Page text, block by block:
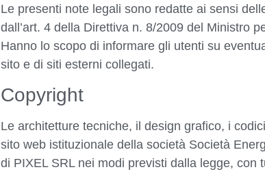
Le presenti note legali sono redatte ai sensi
dall’art. 4 della Direttiva n. 8/2009 del Ministro
Hanno lo scopo di informare gli utenti su
sito e di siti esterni collegati.
Copyright
Le architetture tecniche, il design grafico, i
sito web istituzionale della società Società
di PIXEL SRL nei modi previsti dalla legge,